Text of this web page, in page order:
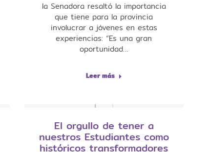
la Senadora resaltó la importancia
que tiene para la provincia
involucrar a jóvenes en estas
experiencias: “Es una gran
oportunidad…
Leer más
El orgullo de tener a
nuestros Estudiantes como
históricos transformadores